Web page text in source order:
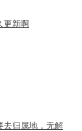
更新啊
去归属地，无解